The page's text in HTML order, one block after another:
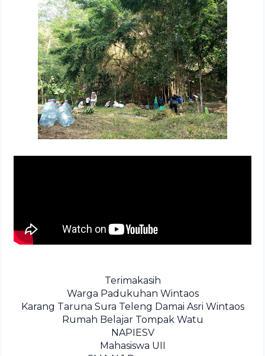
Terimakasih
Warga Padukuhan Wintaos
Karang Taruna Sura Teleng Damai Asri Wintaos
Rumah Belajar Tompak Watu
NAPIESV
Mahasiswa UII